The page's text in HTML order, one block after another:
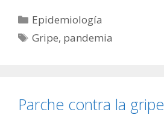
Categorías
Epidemiología
Etiquetas
Gripe, pandemia
Parche contra la gripe